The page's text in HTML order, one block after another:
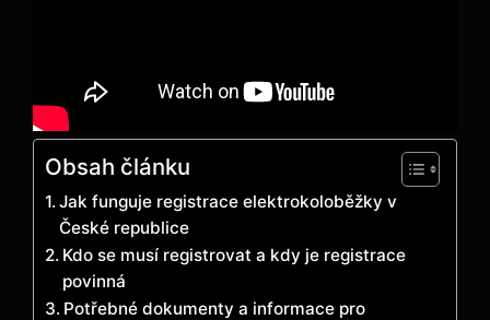
Obsah článku
Jak funguje registrace elektrokoloběžky v
České republice
Kdo se musí registrovat a kdy je registrace
povinná
Potřebné dokumenty a informace pro